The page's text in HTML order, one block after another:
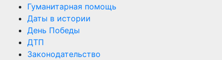
Гуманитарная помощь
Даты в истории
День Победы
ДТП
Законодательство